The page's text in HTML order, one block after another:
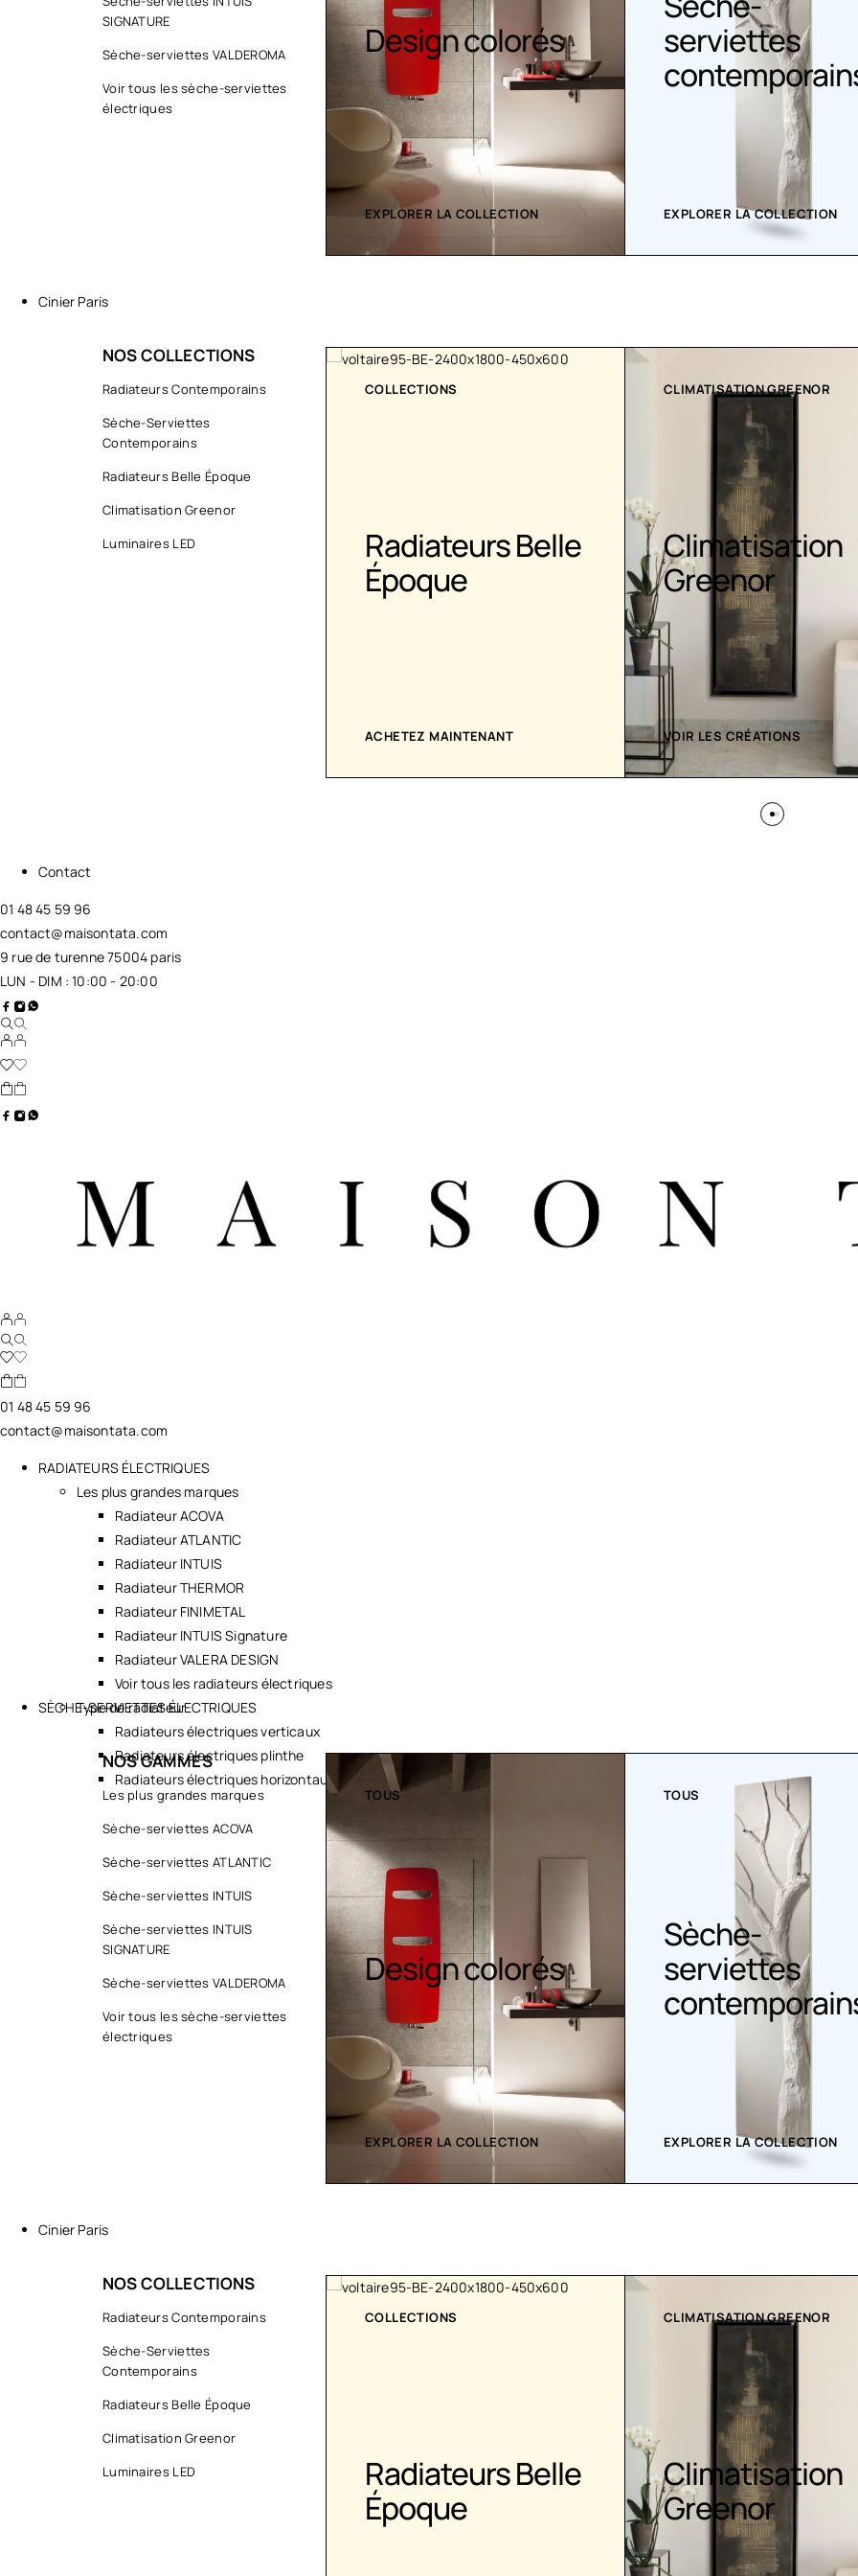
SIGNATURE
Sèche-serviettes VALDEROMA
Voir tous les sèche-serviettes
électriques
Sèche serviette Design colorés
EXPLORER LA COLLECTION
serviettes
EXPLORER LA COLLECTION
Cinier Paris
NOS COLLECTIONS
Radiateurs Contemporains
Sèche-Serviettes
Contemporains
Radiateurs Belle Époque
Climatisation Greenor
Luminaires LED
Sèche-
serviettes
COLLECTIONS
Radiateurs Belle
Époque
ACHETEZ MAINTENANT
CLIMATISATION GREENOR
Climatisation
Greenor
VOIR LES CRÉATIONS
Contact
01 48 45 59 96
contact@maisontata.com
9 rue de turenne 75004 paris
LUN - DIM : 10:00 - 20:00
01 48 45 59 96
contact@maisontata.com
RADIATEURS ÉLECTRIQUES
Les plus grandes marques
Radiateur ACOVA
Radiateur ATLANTIC
Radiateur INTUIS
Radiateur THERMOR
Radiateur FINIMETAL
Radiateur INTUIS Signature
Radiateur VALERA DESIGN
Voir tous les radiateurs électriques
Type de radiateur
Radiateurs électriques verticaux
Radiateurs électriques plinthe
Radiateurs électriques horizontaux
SÈCHE-SERVIETTES ÉLECTRIQUES
NOS GAMMES
Les plus grandes marques
Sèche-serviettes ACOVA
Sèche-serviettes ATLANTIC
Sèche-serviettes INTUIS
Sèche-serviettes INTUIS
SIGNATURE
Sèche-serviettes VALDEROMA
Voir tous les sèche-serviettes
électriques
Sèche serviette
TOUS
Design colorés
EXPLORER LA COLLECTION
TOUS
Sèche-
serviettes
EXPLORER LA COLLECTION
Cinier Paris
NOS COLLECTIONS
Radiateurs Contemporains
Sèche-Serviettes
Contemporains
Radiateurs Belle Époque
Climatisation Greenor
Luminaires LED
Sèche-
serviettes
COLLECTIONS
Radiateurs Belle
Époque
CLIMATISATION GREENOR
Climatisation
Greenor